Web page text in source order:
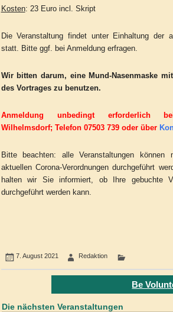
Kosten: 23 Euro incl. Skript
Die Veranstaltung findet unter Einhaltung der
statt. Bitte ggf. bei Anmeldung erfragen.
Wir bitten darum, eine Mund-Nasenmaske
des Vortrages zu benutzen.
Anmeldung unbedingt erforderlich bei
Wilhelmsdorf; Telefon 07503 739 oder über
Bitte beachten: alle Veranstaltungen können
aktuellen Corona-Verordnungen durchgeführt
halten wir Sie informiert, ob Ihre gebuchte
durchgeführt werden kann.
7. August 2021 Redaktion
Be
Die nächsten Veranstaltungen